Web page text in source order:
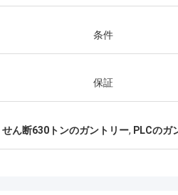
条件
保証
せん断630トンのガントリー, PLCのガ